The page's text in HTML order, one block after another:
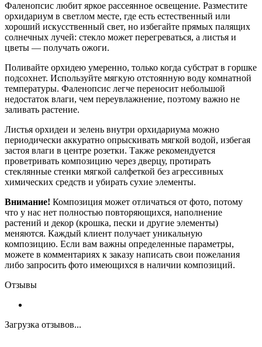
Фаленопсис любит яркое рассеянное освещение. Разместите
орхидариум в светлом месте, где есть естественный или
хороший искусственный свет, но избегайте прямых палящих
солнечных лучей: стекло может перегреваться, а листья и
цветы — получать ожоги.
Поливайте орхидею умеренно, только когда субстрат в горшке
подсохнет. Используйте мягкую отстоянную воду комнатной
температуры. Фаленопсис легче переносит небольшой
недостаток влаги, чем переувлажнение, поэтому важно не
заливать растение.
Листья орхидеи и зелень внутри орхидариума можно
периодически аккуратно опрыскивать мягкой водой, избегая
застоя влаги в центре розетки. Также рекомендуется
проветривать композицию через дверцу, протирать
стеклянные стенки мягкой салфеткой без агрессивных
химических средств и убирать сухие элементы.
Внимание! Композиция может отличаться от фото, потому
что у нас нет полностью повторяющихся, наполнение
растений и декор (крошка, пески и другие элементы)
меняются. Каждый клиент получает уникальную
композицию. Если вам важны определенные параметры,
можете в комментариях к заказу написать свои пожелания
либо запросить фото имеющихся в наличии композиций.
Отзывы
Загрузка отзывов...